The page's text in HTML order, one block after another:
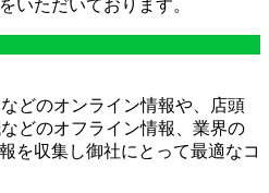
いただいております。
どのオンライン情報や、店頭
どのオフライン情報、業界の
を収集し御社にとって最適なコ